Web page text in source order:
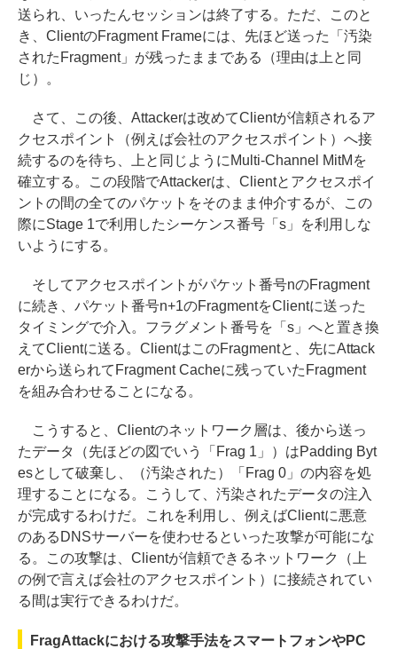
送られ、いったんセッションは終了する。ただ、このと
き、ClientのFragment Frameには、先ほど送った「汚染
されたFragment」が残ったままである（理由は上と同
じ）。
さて、この後、Attackerは改めてClientが信頼されるア
クセスポイント（例えば会社のアクセスポイント）へ接
続するのを待ち、上と同じようにMulti-Channel MitMを
確立する。この段階でAttackerは、Clientとアクセスポイ
ントの間の全てのパケットをそのまま仲介するが、この
際にStage 1で利用したシーケンス番号「s」を利用しな
いようにする。
そしてアクセスポイントがパケット番号nのFragment
に続き、パケット番号n+1のFragmentをClientに送った
タイミングで介入。フラグメント番号を「s」へと置き換
えてClientに送る。ClientはこのFragmentと、先にAttack
erから送られてFragment Cacheに残っていたFragment
を組み合わせることになる。
こうすると、Clientのネットワーク層は、後から送っ
たデータ（先ほどの図でいう「Frag 1」）はPadding Byt
esとして破棄し、（汚染された）「Frag 0」の内容を処
理することになる。こうして、汚染されたデータの注入
が完成するわけだ。これを利用し、例えばClientに悪意
のあるDNSサーバーを使わせるといった攻撃が可能にな
る。この攻撃は、Clientが信頼できるネットワーク（上
の例で言えば会社のアクセスポイント）に接続されてい
る間は実行できるわけだ。
FragAttackにおける攻撃手法をスマートフォンやPC